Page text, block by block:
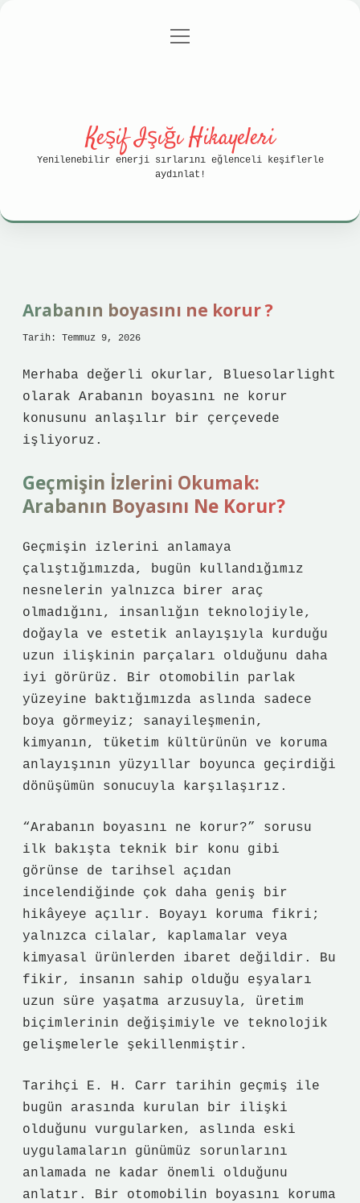
Gizlilik Politikası
menüyü
Keşif Işığı Hikayeleri
Yenilenebilir enerji sırlarını eğlenceli keşiflerle
aydınlat!
Arabanın boyasını ne korur ?
Tarih: Temmuz 9, 2026
Merhaba değerli okurlar, Bluesolarlight
olarak Arabanın boyasını ne korur
konusunu anlaşılır bir çerçevede
işliyoruz.
Geçmişin İzlerini Okumak:
Arabanın Boyasını Ne Korur?
Geçmişin izlerini anlamaya
çalıştığımızda, bugün kullandığımız
nesnelerin yalnızca birer araç
olmadığını, insanlığın teknolojiyle,
doğayla ve estetik anlayışıyla kurduğu
uzun ilişkinin parçaları olduğunu daha
iyi görürüz. Bir otomobilin parlak
yüzeyine baktığımızda aslında sadece
boya görmeyiz; sanayileşmenin,
kimyanın, tüketim kültürünün ve koruma
anlayışının yüzyıllar boyunca geçirdiği
dönüşümün sonucuyla karşılaşırız.
“Arabanın boyasını ne korur?” sorusu
ilk bakışta teknik bir konu gibi
görünse de tarihsel açıdan
incelendiğinde çok daha geniş bir
hikâyeye açılır. Boyayı koruma fikri;
yalnızca cilalar, kaplamalar veya
kimyasal ürünlerden ibaret değildir. Bu
fikir, insanın sahip olduğu eşyaları
uzun süre yaşatma arzusuyla, üretim
biçimlerinin değişimiyle ve teknolojik
gelişmelerle şekillenmiştir.
Tarihçi E. H. Carr tarihin geçmiş ile
bugün arasında kurulan bir ilişki
olduğunu vurgularken, aslında eski
uygulamaların günümüz sorunlarını
anlamada ne kadar önemli olduğunu
anlatır. Bir otomobilin boyasını koruma